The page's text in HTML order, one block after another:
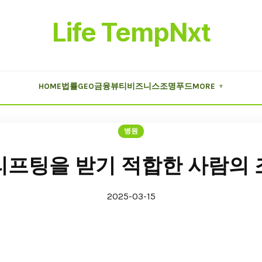
Life TempNxt
HOME법률GEO금융뷰티 비즈니스조명푸드MORE ▼
병원
프팅을 받기 적합한 사람의
2025-03-15